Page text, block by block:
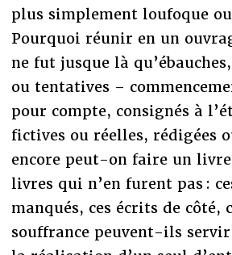
plus simplement loufoque
Pourquoi réunir en un
ne fut jusque là
ou tentatives –
pour compte, consignés à
fictives ou réelles, rédigées
encore peut-on faire un
livres qui n’en furent pas :
manqués, ces écrits de côté,
souffrance peuvent-ils